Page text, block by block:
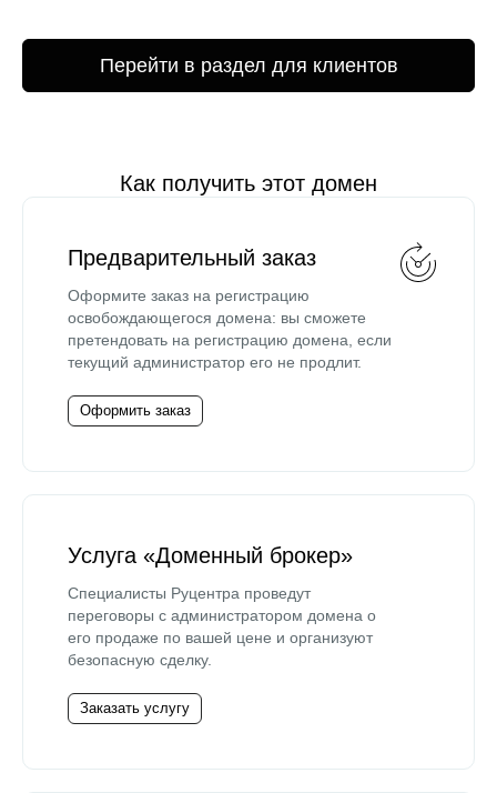
Перейти в раздел для клиентов
Как получить этот домен
Предварительный заказ
Оформите заказ на регистрацию
освобождающегося домена: вы сможете
претендовать на регистрацию домена, если
текущий администратор его не продлит.
Оформить заказ
Услуга «Доменный брокер»
Специалисты Руцентра проведут
переговоры с администратором домена о
его продаже по вашей цене и организуют
безопасную сделку.
Заказать услугу